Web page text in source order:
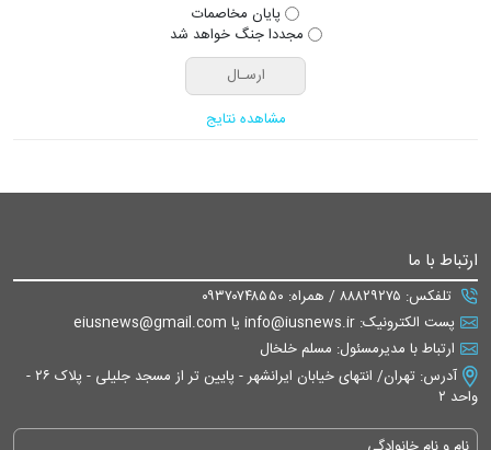
پایان مخاصمات
مجددا جنگ خواهد شد
مشاهده نتایج
ارتباط با ما
تلفکس: ۸۸۸۲۹۲۷۵ / همراه: ۰۹۳۷۰۷۴۸۵۵۰
پست الکترونیک: info@iusnews.ir یا eiusnews@gmail.com
ارتباط با مدیرمسئول: مسلم خلخال
آدرس: تهران/ انتهای خیابان ایرانشهر - پایین تر از مسجد جلیلی - پلاک ۲۶ -
واحد ۲